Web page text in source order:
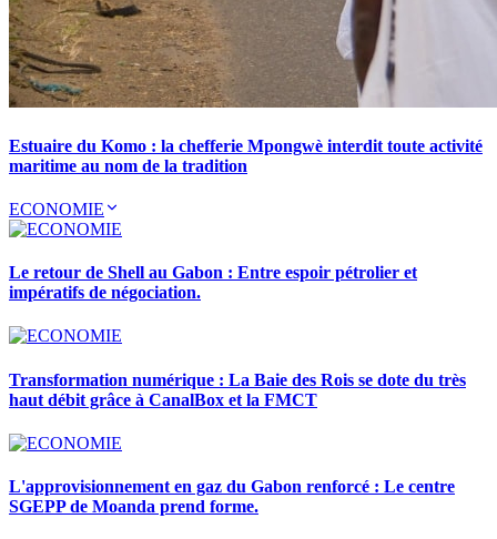
Estuaire du Komo : la chefferie Mpongwè interdit toute activité
maritime au nom de la tradition
ECONOMIE
Le retour de Shell au Gabon : Entre espoir pétrolier et
impératifs de négociation.
Transformation numérique : La Baie des Rois se dote du très
haut débit grâce à CanalBox et la FMCT
L'approvisionnement en gaz du Gabon renforcé : Le centre
SGEPP de Moanda prend forme.